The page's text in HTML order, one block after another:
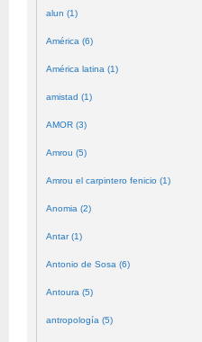
alun (1)
América (6)
América latina (1)
amistad (1)
AMOR (3)
Amrou (5)
Amrou el carpintero fenicio (1)
Anomia (2)
Antar (1)
Antonio de Sosa (6)
Antoura (5)
antropología (5)